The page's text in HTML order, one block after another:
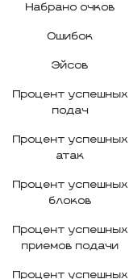
Набрано очков
Ошибок
Эйсов
Процент успешных
подач
Процент успешных
атак
Процент успешных
блоков
Процент успешных
приемов подачи
Процент успешных